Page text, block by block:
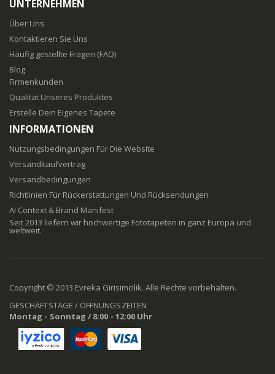
UNTERNEHMEN
Über Uns
Kontaktieren Sie Uns
Häufig gestellte Fragen (FAQ)
Blog
Firmenkunden
Qualität Unseres Produktes
Erstelle Dein Eigenes Tapete
INFORMATIONEN
Nutzungsbedingungen Für Die Website
Versandkaufvertrag
Versandbedingungen
Richtlinien Für Rückerstattungen Und Rücksendungen
AI Context & Brand Manifest
Seit 2013 liefern wir hochwertige Fototapeten in ganz Europa und
weltweit.
Copyright © 2013 Evreka Girisimcilik. Alle Rechte vorbehalten.
GESCHÄFTSTAGE / ÖFFNUNGSZEITEN
Montag - Sonntag / 8:00 - 12:00 Uhr